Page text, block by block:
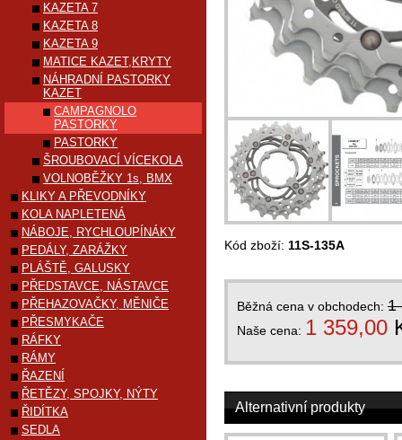
Kód zboží: 11S-135A
Běžná cena v obchodech: 1
Naše cena: 1 359,00
Alternativní produkty
KAZETA 7
KAZETA 8
KAZETA 9
MATICE KAZET,KRYTY
NÁHRADNÍ PASTORKY
KAZET
CAMPAGNOLO
PASTORKY
PASTORKY
ŠROUBOVACÍ VÍCEKOLA
VOLNOBĚŽKY 1s, BMX
KLIKY A PŘEVODNÍKY
KOLA NAPLETENÁ
NÁBOJE, RYCHLOUPÍNÁKY
PEDÁLY, ZARÁŽKY
PLÁŠTĚ, GALUSKY
PŘEDSTAVCE, NÁSTAVCE
PŘEHAZOVAČKY, MĚNIČE
PŘESMYKAČE
RÁFKY
RÁMY
ŘAZENÍ
ŘETĚZY, SPOJKY, NÝTY
ŘIDÍTKA
SEDLA